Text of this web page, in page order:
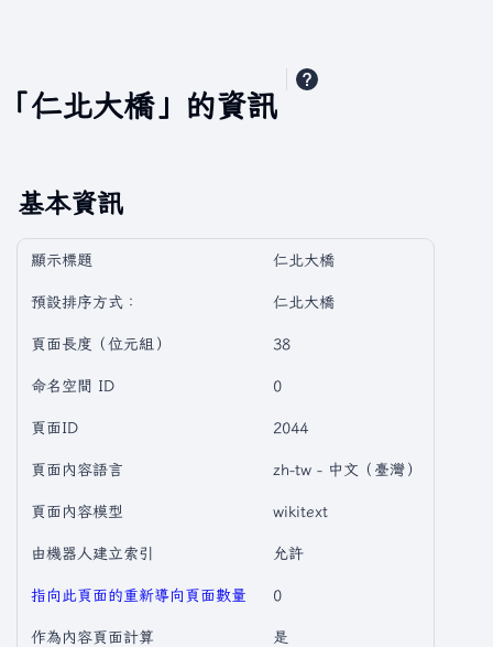
「仁北大橋」的資訊
基本資訊
顯示標題 仁北大橋
預設排序方式： 仁北大橋
頁面長度（位元組） 38
命名空間 ID 0
頁面ID 2044
頁面內容語言 zh-tw - 中文（臺灣）
頁面內容模型 wikitext
由機器人建立索引 允許
指向此頁面的重新導向頁面數量 0
作為內容頁面計算 是